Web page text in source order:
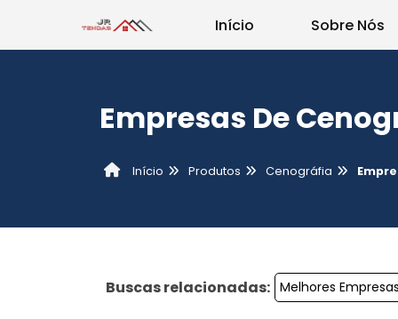
Início Sobre Nós
Empresas De
Início Produtos Cenográfia
Buscas relacionadas: Melhores